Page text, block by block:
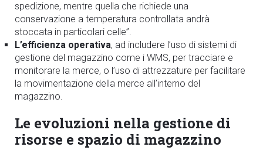
spedizione, mentre quella che richiede una
conservazione a temperatura controllata andrà
stoccata in particolari celle”.
L’efficienza operativa, ad includere l’uso di sistemi di
gestione del magazzino come i WMS, per tracciare e
monitorare la merce, o l’uso di attrezzature per facilitare
la movimentazione della merce all’interno del
magazzino.
Le evoluzioni nella gestione di
risorse e spazio di magazzino